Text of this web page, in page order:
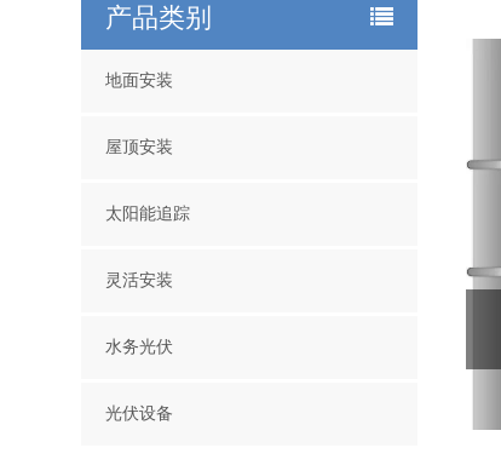
产品类别
地面安装
屋顶安装
太阳能追踪
灵活安装
水务光伏
光伏设备